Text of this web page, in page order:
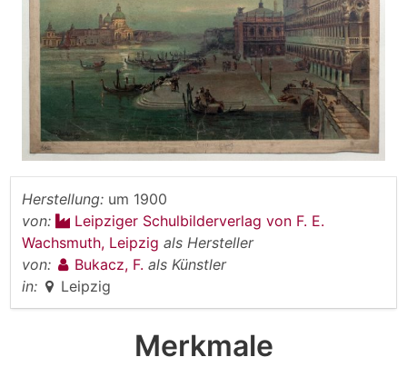
Herstellung: um 1900
von:
Leipziger Schulbilderverlag von F. E.
Wachsmuth, Leipzig als Hersteller
von:
Bukacz, F. als Künstler
in:
Leipzig
Merkmale